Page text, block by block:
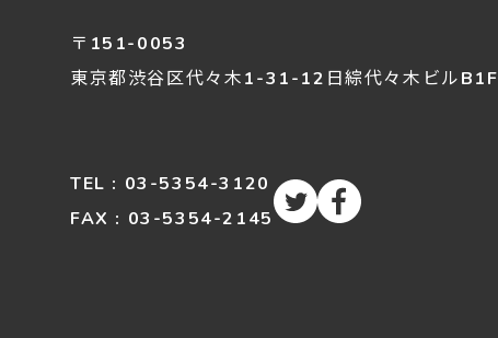
〒151-0053
東京都渋谷区代々木1-31-12 日綜代々木ビルB1F
TEL : 03-5354-3120
FAX : 03-5354-2145